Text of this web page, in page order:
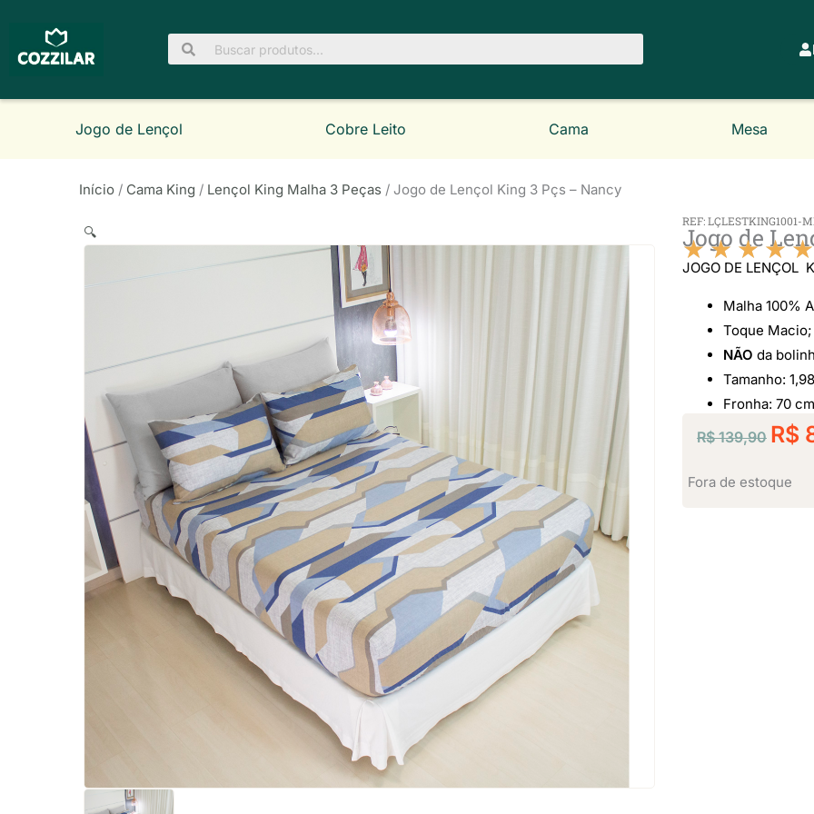
Pesquisar
por:
Jogo de Lençol Cobre Leito Cama Mesa
Início / Cama King / Lençol King Malha 3 Peças / Jogo de Lençol King 3 Pçs – Nancy
🔍
REF: LÇLESTKING1001-
Jogo de
★★ ★ ★★
JOGO DE LENÇOL
Malha 100%
Toque Macio;
NÃO da
Tamanho:
Fronha: 70
R$139,90
O
original
R$
Fora de estoque